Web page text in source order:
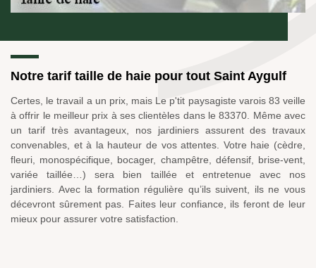
Notre tarif taille de haie pour tout Saint Aygulf
Certes, le travail a un prix, mais Le p'tit paysagiste varois 83 veille
à offrir le meilleur prix à ses clientèles dans le 83370. Même avec
un tarif très avantageux, nos jardiniers assurent des travaux
convenables, et à la hauteur de vos attentes. Votre haie (cèdre,
fleuri, monospécifique, bocager, champêtre, défensif, brise-vent,
variée taillée…) sera bien taillée et entretenue avec nos
jardiniers. Avec la formation régulière qu’ils suivent, ils ne vous
décevront sûrement pas. Faites leur confiance, ils feront de leur
mieux pour assurer votre satisfaction.